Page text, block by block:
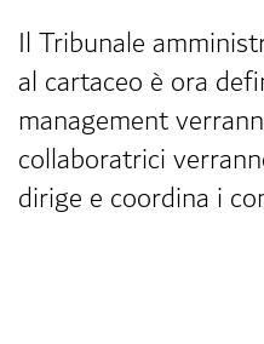
Il Tribunale
al cartaceo è ora
management
collaboratrici
dirige e coordina i